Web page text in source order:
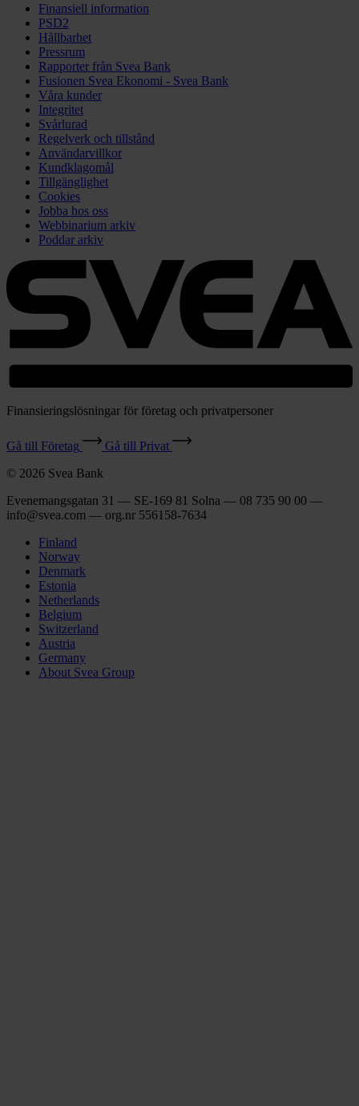
Finansiell information
PSD2
Hållbarhet
Pressrum
Rapporter från Svea Bank
Fusionen Svea Ekonomi - Svea Bank
Våra kunder
Integritet
Svårlurad
Regelverk och tillstånd
Användarvillkor
Kundklagomål
Tillgänglighet
Cookies
Jobba hos oss
Webbinarium arkiv
Poddar arkiv
Finansieringslösningar för företag och privatpersoner
Gå till Företag
Gå till Privat
© 2026 Svea Bank
Evenemangsgatan 31 — SE-169 81 Solna — 08 735 90 00 —
info@svea.com — org.nr 556158‑7634
Finland
Norway
Denmark
Estonia
Netherlands
Belgium
Switzerland
Austria
Germany
About Svea Group